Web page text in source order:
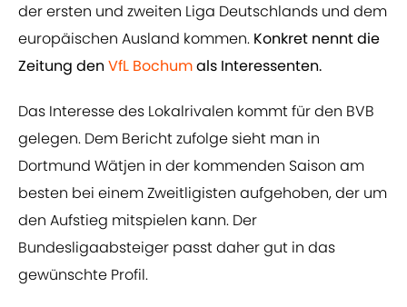
der ersten und zweiten Liga Deutschlands und dem
europäischen Ausland kommen. Konkret nennt die
Zeitung den VfL Bochumals Interessenten.
Das Interesse des Lokalrivalen kommt für den BVB
gelegen. Dem Bericht zufolge sieht man in
Dortmund Wätjen in der kommenden Saison am
besten bei einem Zweitligisten aufgehoben, der um
den Aufstieg mitspielen kann. Der
Bundesligaabsteiger passt daher gut in das
gewünschte Profil.